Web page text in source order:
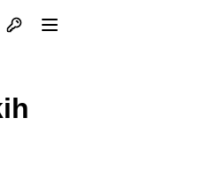
Otvori profil